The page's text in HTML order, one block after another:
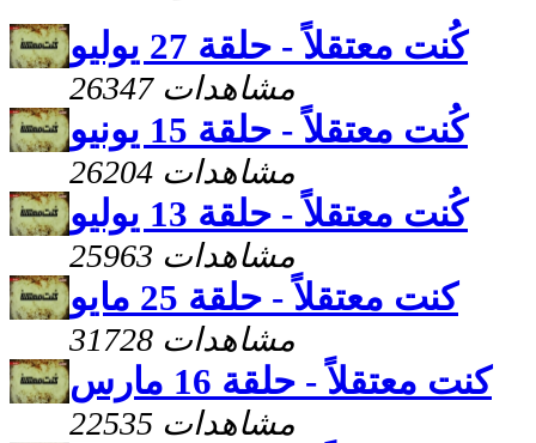
كُنت معتقلاً - حلقة 27 يوليو
26347 مشاهدات
كُنت معتقلاً - حلقة 15 يونيو
26204 مشاهدات
كُنت معتقلاً - حلقة 13 يوليو
25963 مشاهدات
كنت معتقلاً - حلقة 25 مايو
31728 مشاهدات
كنت معتقلاً - حلقة 16 مارس
22535 مشاهدات